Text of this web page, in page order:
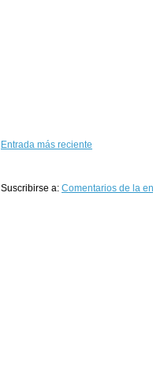
Entrada más reciente
Suscribirse a: Comentarios de la